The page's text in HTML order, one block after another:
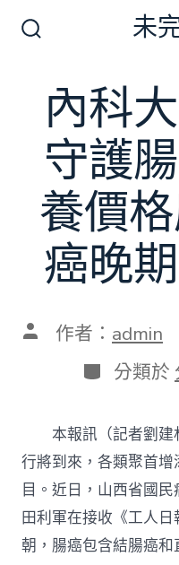
換
開
關
未
內科
守護
養價
癌晚
文 作者： admin
分
類
分類於
本報訊（記者劉建
行將到來，各類聚首
目。近日，山西省國
田利軍在接收《工人
朝，腸癌包含結腸癌